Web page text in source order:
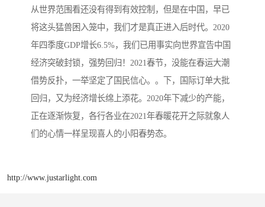
从世界范围看还没有得到有效控制，但是在中国，早已
将这头猛兽困入笼中，我们才是真正进入后时代。2020
年四季度GDP增长6.5%，我们已用事实向世界宣告中国
经济突破封锁，强势回归！2021春节，没能在春运大潮
借势反扑，一举坚定了国民信心。。下，国际订单大批
回归，又为经济增长绵上添花。2020年下减少的产能，
正在逐渐恢复，各行各业在2021年春暖花开之际就象人
们的心情一样呈现喜人的小阳春势态。
http://www.justarlight.com